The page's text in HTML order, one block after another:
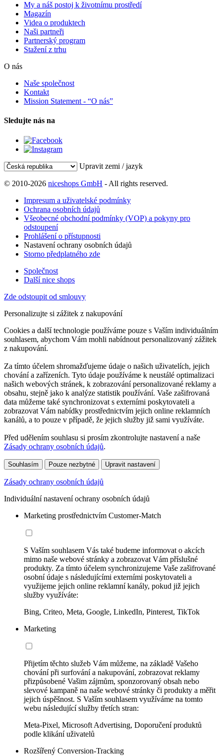
My a náš postoj k životnímu prostředí
Magazín
Videa o produktech
Naši partneři
Partnerský program
Stažení z trhu
O nás
Naše společnost
Kontakt
Mission Statement - “O nás”
Sledujte nás na
Upravit zemi / jazyk
© 2010-2026 niceshops GmbH - All rights reserved.
Impresum a uživatelské podmínky
Ochrana osobních údajů
Všeobecné obchodní podmínky (VOP) a pokyny pro
odstoupení
Prohlášení o přístupnosti
Nastavení ochrany osobních údajů
Storno předplatného zde
Společnost
Další nice shops
Zde odstoupit od smlouvy
Personalizujte si zážitek z nakupování
Cookies a další technologie používáme pouze s Vaším individuálním
souhlasem, abychom Vám mohli nabídnout personalizovaný zážitek
z nakupování.
Za tímto účelem shromažďujeme údaje o našich uživatelích, jejich
chování a zařízeních. Tyto údaje používáme k neustálé optimalizaci
našich webových stránek, k zobrazování personalizované reklamy a
obsahu, stejně jako k analýze statistik používání. Vaše zašifrovaná
data můžeme také synchronizovat s externími poskytovateli a
zobrazovat Vám nabídky prostřednictvím jejich online reklamních
kanálů, a to pouze v případě, že jejich služby již sami využíváte.
Před udělením souhlasu si prosím zkontrolujte nastavení a naše
Zásady ochrany osobních údajů.
Souhlasím Pouze nezbytné Upravit nastavení
Zásady ochrany osobních údajů
Individuální nastavení ochrany osobních údajů
Marketing prostřednictvím Customer-Match
S Vaším souhlasem Vás také budeme informovat o akcích
mimo naše webové stránky a zobrazovat Vám příslušné
produkty. Za tímto účelem synchronizujeme Vaše zašifrované
osobní údaje s následujícími externími poskytovateli a
využijeme jejich online reklamní kanály, pokud již jejich
služby využíváte:
Bing, Criteo, Meta, Google, LinkedIn, Pinterest, TikTok
Marketing
Přijetím těchto služeb Vám můžeme, na základě Vašeho
chování při surfování a nakupování, zobrazovat reklamy
přizpůsobené Vašim zájmům, sponzorovaný obsah nebo
slevové kampaně na naše webové stránky či produkty a měřit
jejich úspěšnost. S Vaším souhlasem využíváme na tomto
webu následující služby třetích stran:
Meta-Pixel, Microsoft Advertising, Doporučení produktů
podle klikání uživatelů
Rozšířený Conversion-Tracking